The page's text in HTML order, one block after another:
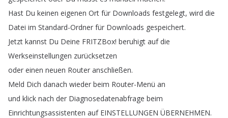
Hast Du keinen eigenen Ort für Downloads festgelegt, wird die
Datei im Standard-Ordner für Downloads gespeichert.
Jetzt kannst Du Deine FRITZBox! beruhigt auf die
Werkseinstellungen zurücksetzen
oder einen neuen Router anschließen.
Meld Dich danach wieder beim Router-Menü an
und klick nach der Diagnosedatenabfrage beim
Einrichtungsassistenten auf EINSTELLUNGEN ÜBERNEHMEN.